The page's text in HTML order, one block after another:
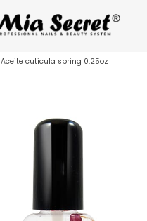
Aceite cuticula spring 0.25oz